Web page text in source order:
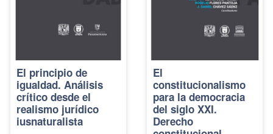
El principio de
igualdad. Análisis
crítico desde el
realismo jurídico
iusnaturalista
El
constitucionalismo
para la democracia
del siglo XXI.
Derecho